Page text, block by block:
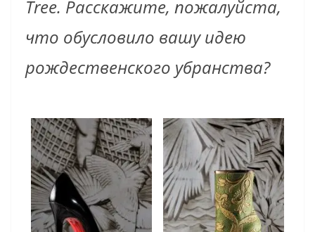
Tree. Расскажите, пожалуйста,
что обусловило вашу идею
рождественского убранства?